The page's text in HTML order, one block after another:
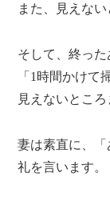
また、見えな
そして、終った
「1時間かけて
見えないところ
妻は素直に、
礼を言います。